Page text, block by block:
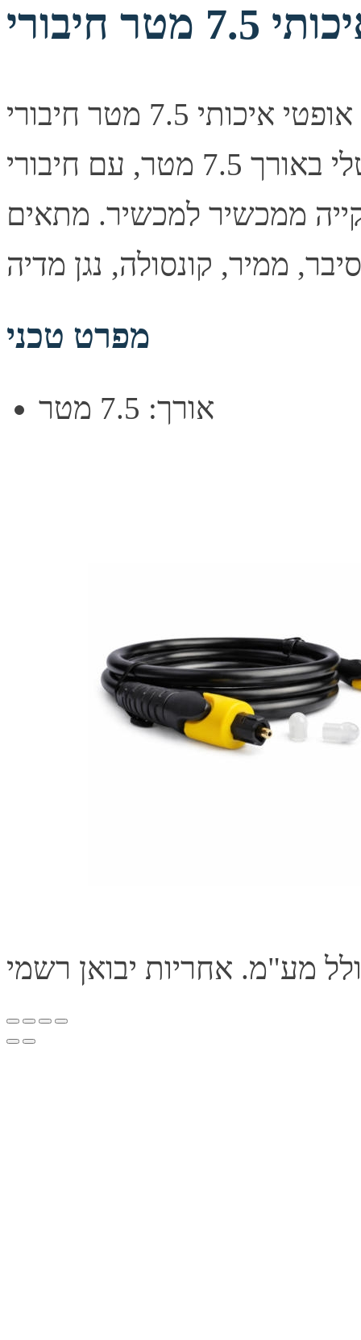
כבל אודיו אופטי איכותי 7.5 מטר חיבורי TOSLINK תיאור קצר
כבל אודיו אופטי דיגיטלי באורך 7.5 מטר, עם חיבורי TOSLINK
ממכשיר למכשיר. מתאים
מפרט טכני
אורך: 7.5 מטר